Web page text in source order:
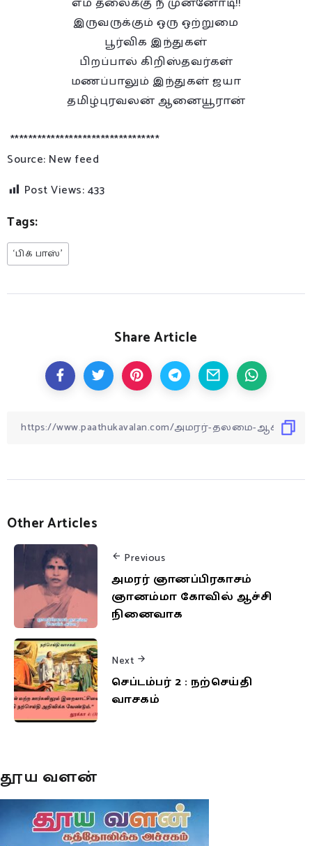
இருவருக்கும் ஒரு ஒற்றுமை
பூர்விக இந்துகள்
பிறப்பால் கிறிஸ்தவர்கள்
மணப்பாலும் இந்துகள் ஜயா
தமிழ்புரவலன் ஆனையூரான்
*********************************
Source: New feed
Post Views:433
Tags:
‘பிக் பாஸ்’
Share Article
Other Articles
Previous
அமரர் ஞானப்பிரகாசம்
ஞானம்மா கோவில் ஆச்சி
நினைவாக
Next
செப்டம்பர் 2 : நற்செய்தி
வாசகம்
தூய வளன்